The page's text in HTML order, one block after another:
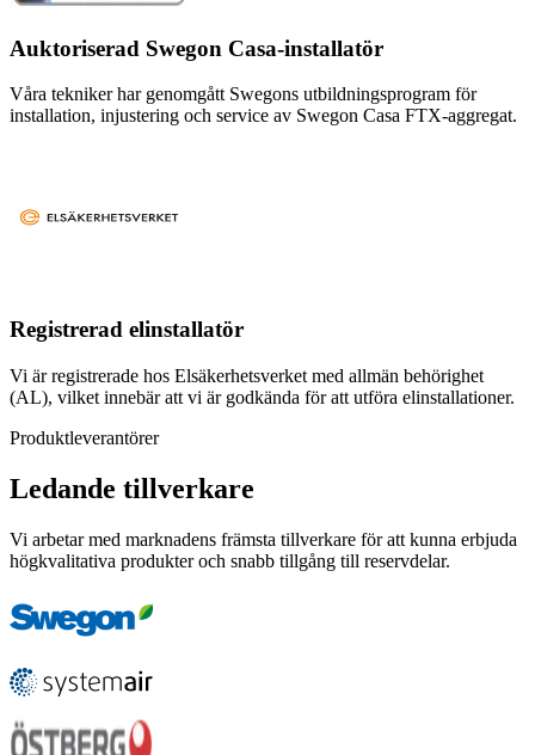
Auktoriserad Swegon Casa-installatör
Våra tekniker har genomgått Swegons utbildningsprogram för
installation, injustering och service av Swegon Casa FTX-aggregat.
Registrerad elinstallatör
Vi är registrerade hos Elsäkerhetsverket med allmän behörighet
(AL), vilket innebär att vi är godkända för att utföra elinstallationer.
Produktleverantörer
Ledande tillverkare
Vi arbetar med marknadens främsta tillverkare för att kunna erbjuda
högkvalitativa produkter och snabb tillgång till reservdelar.